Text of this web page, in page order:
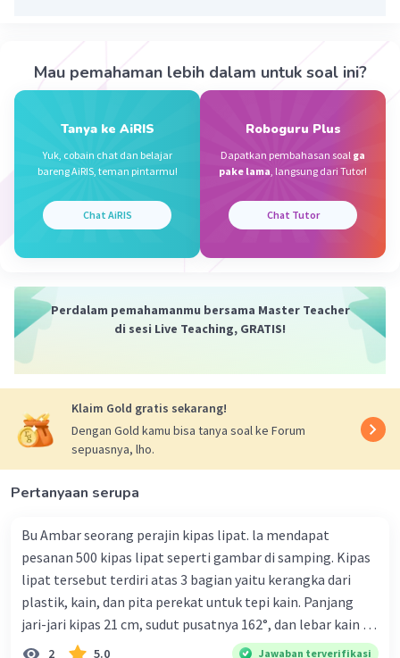
29 Agustus 2024 06:37
Pada bulan Desember 2020 Cina dan Nepal
bersama-sama menyatakan bahwa ketinggian
Beri Rating·0.0(0) Balas
Mau pemahaman lebih dalam untuk soal ini?
Tanya ke AiRIS
Yuk, cobain chat dan belajar
bareng AiRIS, teman pintarmu!
Chat AiRIS
Roboguru Plus
Dapatkan pembahasan soal ga
pake lama, langsung dari Tutor!
Chat Tutor
Perdalam pemahamanmu bersama Master Teacher
di sesi Live Teaching, GRATIS!
Klaim Gold gratis sekarang!
Dengan Gold kamu bisa tanya soal ke Forum
sepuasnya, lho.
Pertanyaan serupa
Bu Ambar seorang perajin kipas lipat. la mendapat
pesanan 500 kipas lipat seperti gambar di samping. Kipas
lipat tersebut terdiri atas 3 bagian yaitu kerangka dari
plastik, kain, dan pita perekat untuk tepi kain. Panjang
jari-jari kipas 21 cm, sudut pusatnya 162°, dan lebar kain 14
cm. Biaya kerangka dan tali sebesar Rp1.800,00 per buah,
2 5.0 Jawaban terverifikasi